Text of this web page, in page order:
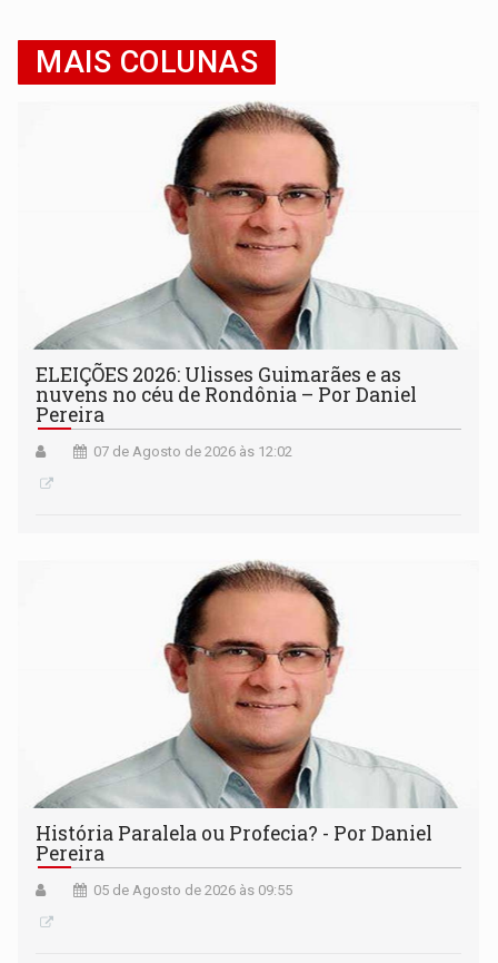
MAIS COLUNAS
ELEIÇÕES 2026: Ulisses Guimarães e as
nuvens no céu de Rondônia – Por Daniel
Pereira
07 de Agosto de 2026 às 12:02
História Paralela ou Profecia? - Por Daniel
Pereira
05 de Agosto de 2026 às 09:55